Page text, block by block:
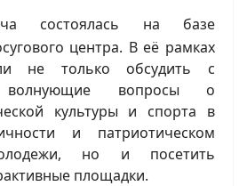
состоялась на базе
центра. В её рамках
не только обсудить с
волнующие вопросы о
культуры и спорта в
и патриотическом
но и посетить
площадки.